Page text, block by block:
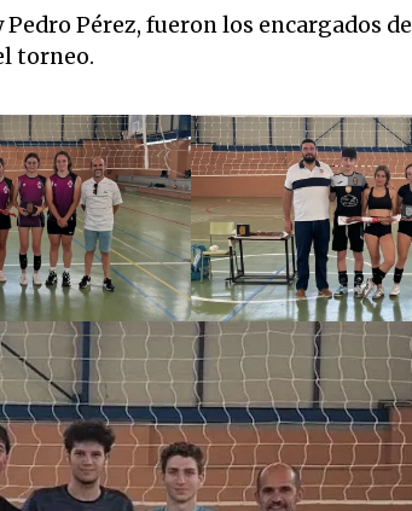
Pedro Pérez, fueron los encargados de
torneo.